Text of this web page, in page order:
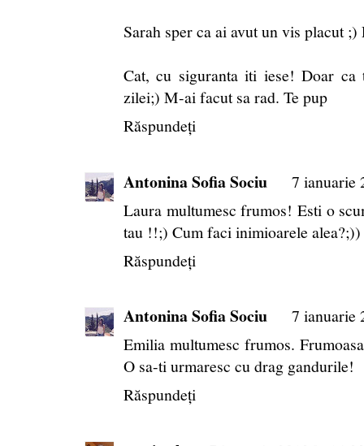
Sarah sper ca ai avut un vis placut ;)
Cat, cu siguranta iti iese! Doar
zilei;) M-ai facut sa rad. Te pup
Răspundeți
Antonina Sofia Sociu
7 ianuarie
Laura multumesc frumos! Esti o
tau !!;) Cum faci inimioarele
Răspundeți
Antonina Sofia Sociu
7 ianuarie
Emilia multumesc frumos.
O sa-ti urmaresc cu drag gandurile!
Răspundeți